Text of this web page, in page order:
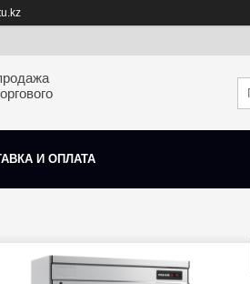
И ОПЛАТА